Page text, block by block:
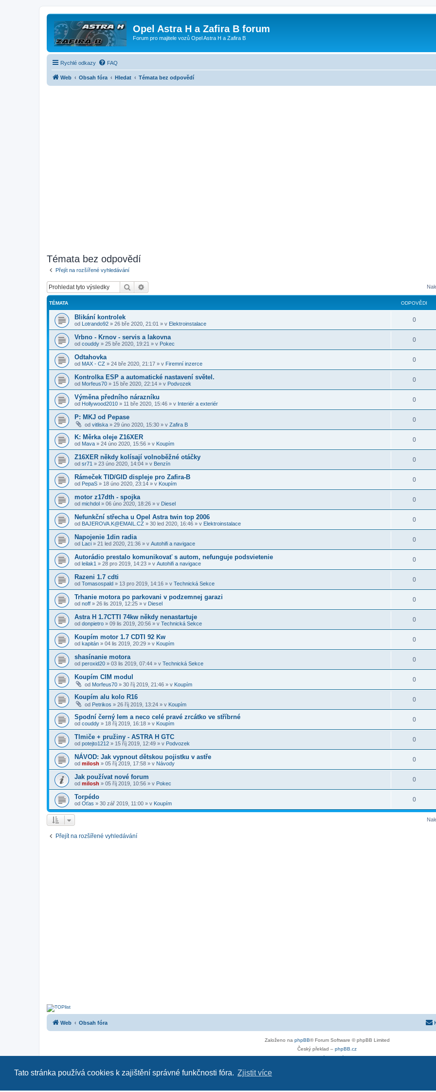
Tato stránka používá cookies k zajištění správné funkčnosti fóra. Zjistit více
Opel Astra H a Zafira B forum
Forum pro majitele vozů Opel Astra H a Zafira B
Rychlé odkazy FAQ
Web Obsah fóra Hledat Témata bez odpovědí
Témata bez odpovědí
Přejít na rozšířené vyhledávání
Hledat
TÉMATA ODPOVĚDI
Blikání kontrolek
od Lotrando92 » 26 bře 2020, 21:01 » v Elektroinstalace
0
Vrbno - Krnov - servis a lakovna
od couddy » 25 bře 2020, 19:21 » v Pokec
0
Odtahovka
od MAX - CZ » 24 bře 2020, 21:17 » v Firemní inzerce
0
Kontrolka ESP a automatické nastavení světel.
od Morfeus70 » 15 bře 2020, 22:14 » v Podvozek
0
Výměna předního nárazníku
od Hollywood2010 » 11 bře 2020, 15:46 » v Interiér a exteriér
0
P: MKJ od Pepase
od vitliska » 29 úno 2020, 15:30 » v Zafira B
0
K: Měrka oleje Z16XER
od Mava » 24 úno 2020, 15:56 » v Koupím
0
Z16XER někdy kolísají volnoběžné otáčky
od sr71 » 23 úno 2020, 14:04 » v Benzín
0
Rámeček TID/GID displeje pro Zafira-B
od PepaS » 18 úno 2020, 23:14 » v Koupím
0
motor z17dth - spojka
od michdol » 06 úno 2020, 18:26 » v Diesel
0
Nefunkční střecha u Opel Astra twin top 2006
od BAJEROVA.K@EMAIL.CZ » 30 led 2020, 16:46 » v Elektroinstalace
0
Napojenie 1din radia
od Laci » 21 led 2020, 21:36 » v Autohifi a navigace
0
Autorádio prestalo komunikovať s autom, nefunguje podsvietenie
od leilak1 » 28 pro 2019, 14:23 » v Autohifi a navigace
0
Razeni 1.7 cdti
od Tomasospald » 13 pro 2019, 14:16 » v Technická Sekce
0
Trhanie motora po parkovani v podzemnej garazi
od noff » 26 lis 2019, 12:25 » v Diesel
0
Astra H 1.7CTTI 74kw někdy nenastartuje
od donpietro » 09 lis 2019, 20:56 » v Technická Sekce
0
Koupím motor 1.7 CDTI 92 Kw
od kapitán » 04 lis 2019, 20:29 » v Koupím
0
shasínanie motora
od peroxid20 » 03 lis 2019, 07:44 » v Technická Sekce
0
Koupím CIM modul
od Morfeus70 » 30 říj 2019, 21:46 » v Koupím
0
Koupím alu kolo R16
od Petrikos » 26 říj 2019, 13:24 » v Koupím
0
Spodní černý lem a neco celé pravé zrcátko ve stříbrné
od couddy » 18 říj 2019, 16:18 » v Koupím
0
Tlmiče + pružiny - ASTRA H GTC
od potejto1212 » 15 říj 2019, 12:49 » v Podvozek
0
NÁVOD: Jak vypnout dětskou pojistku v astře
od milosh » 05 říj 2019, 17:58 » v Návody
0
Jak používat nové forum
od milosh » 05 říj 2019, 10:56 » v Pokec
0
Torpédo
od Oťas » 30 zář 2019, 11:00 » v Koupím
0
Přejít na rozšířené vyhledávání
Web Obsah fóra
Založeno na phpBB® Forum Software © phpBB Limited
Český překlad – phpBB.cz
Soukromí|Podmínky